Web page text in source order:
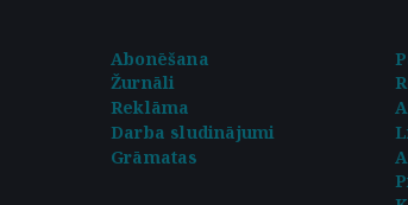
Abonēšana
Žurnāli
Reklāma
Darba sludinājumi
Grāmatas